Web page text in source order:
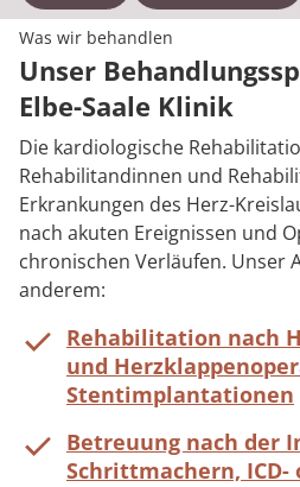
Was wir behandlen
Unser
Elbe-Saale Klinik
Die kardiologische
Rehabilitandinnen und
Erkrankungen des Herz-
nach akuten Ereignissen und
chronischen Verläufen. Unser
anderem:
Rehabilitation nach
und
Stentimplantationen
Betreuung nach der
Schrittmachern, ICD-